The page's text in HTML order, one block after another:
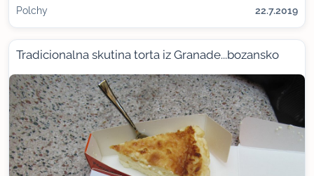
Polchy 22.7.2019
Tradicionalna skutina torta iz Granade...bozansko